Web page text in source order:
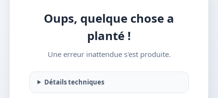
Oups, quelque chose a
planté !
Une erreur inattendue s'est produite.
Détails techniques